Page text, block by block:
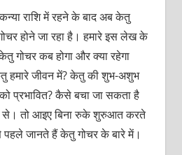
राशि में रहने के बाद अब केतु
होने जा रहा है। हमारे इस लेख के
गोचर कब होगा और क्या रहेगा
हमारे जीवन में? केतु की शुभ-अशुभ
प्रभावित? कैसे बचा जा सकता है
से। तो आइए बिना रुके शुरुआत करते
जानते हैं केतु गोचर के बारे में।